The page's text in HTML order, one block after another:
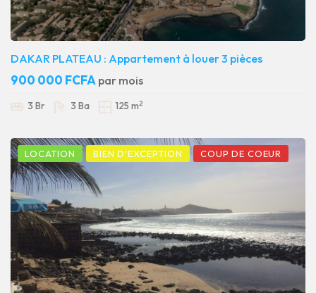
DAKAR PLATEAU : Appartement à louer 3 pièces
900 000 FCFA par mois
3 Br 3 Ba 125 m2
LOCATION BIEN D'EXCEPTION COUP DE COEUR